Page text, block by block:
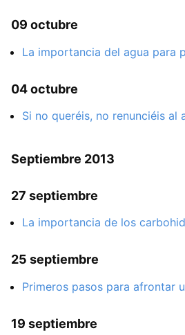
09 octubre
La importancia del agua para
04 octubre
Si no queréis, no renunciéis al
Septiembre 2013
27 septiembre
La importancia de los
25 septiembre
Primeros pasos para afrontar
19 septiembre